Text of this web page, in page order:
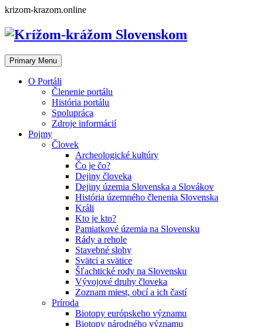
Skip
content
krizom-krazom.online
Primary Menu
O Portáli
Členenie portálu
História portálu
Spolupráca
Zdroje informácií
Pojmy
Človek
Archeologické kultúry
Čo je čo?
Dejiny človeka
Dejiny územia Slovenska a Slovákov
História územného členenia Slovenska
Králi
Kto je kto?
Pamiatkové územia na Slovensku
Rády a rehole
Stavebné slohy
Svätci a svätice
Šľachtické rody na Slovensku
Vývojové druhy človeka
Zoznam miest, obcí a ich častí
Príroda
Biotopy európskeho významu
Biotopy národného významu